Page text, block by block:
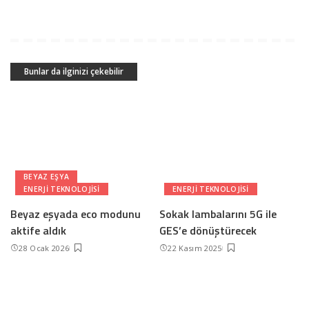
Bunlar da ilginizi çekebilir
BEYAZ EŞYA
ENERJI TEKNOLOJISI
Beyaz eşyada eco modunu
aktife aldık
28 Ocak 2026
ENERJI TEKNOLOJISI
Sokak lambalarını 5G ile
GES’e dönüştürecek
22 Kasım 2025